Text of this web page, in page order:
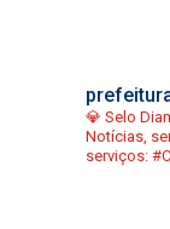
💎 Selo
Notícias,
serviços: